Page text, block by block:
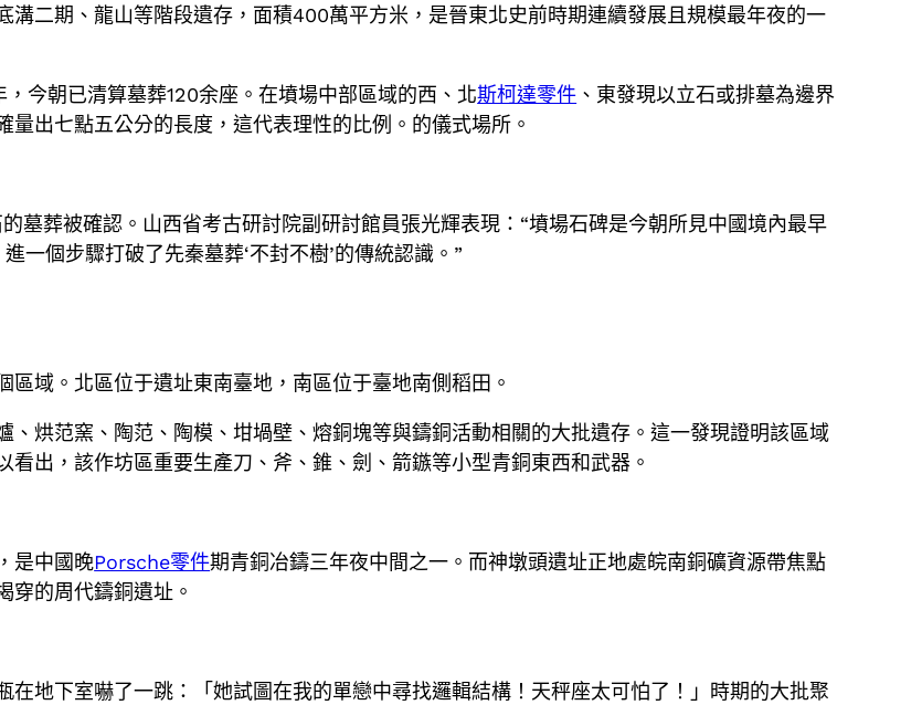
二期、龍山等階段遺存，面積400萬平方米，是晉東北史前時期連續發展且規模最年夜的一
今朝已清算墓葬120余座。在墳場中部區域的西、北斯柯達零件 、東發現以立石或排墓為邊界
出七點五公分的長度，這代表理性的比例。的儀式場所。
墓葬被確認。山西省考古研討院副研討館員張光輝表現：“墳場石碑是今朝所見中國境內最早
一個步驟打破了先秦墓葬‘不封不樹’的傳統認識。”
域。北區位于遺址東南臺地，南區位于臺地南側稻田。
烘范窯、陶范、陶模、坩堝壁、熔銅塊等與鑄銅活動相關的大批遺存。這一發現證明該區域
出，該作坊區重要生產刀、斧、錐、劍、箭鏃等小型青銅東西和武器。
是中國晚Porsche零件期青銅冶鑄三年夜中間之一。而神墩頭遺址正地處皖南銅礦資源帶焦點
穿的周代鑄銅遺址。
在地下室嚇了一跳：「她試圖在我的單戀中尋找邏輯結構！天秤座太可怕了！」時期的大批聚